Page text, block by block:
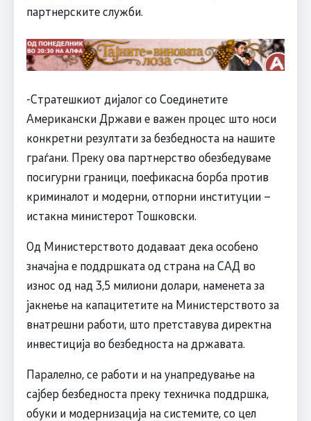
партнерските служби.
-Стратешкиот дијалог со Соединетите
Американски Држави е важен процес што носи
конкретни резултати за безбедноста на нашите
граѓани. Преку ова партнерство обезбедуваме
посигурни граници, поефикасна борба против
криминалот и модерни, отпорни институции –
истакна министерот Тошковски.
Од Министерството додаваат дека особено
значајна е поддршката од страна на САД во
износ од над 3,5 милиони долари, наменета за
јакнење на капацитетите на Министерството за
внатрешни работи, што претставува директна
инвестиција во безбедноста на државата.
Паралелно, се работи и на унапредување на
сајбер безбедноста преку техничка поддршка,
обуки и модернизација на системите, со цел